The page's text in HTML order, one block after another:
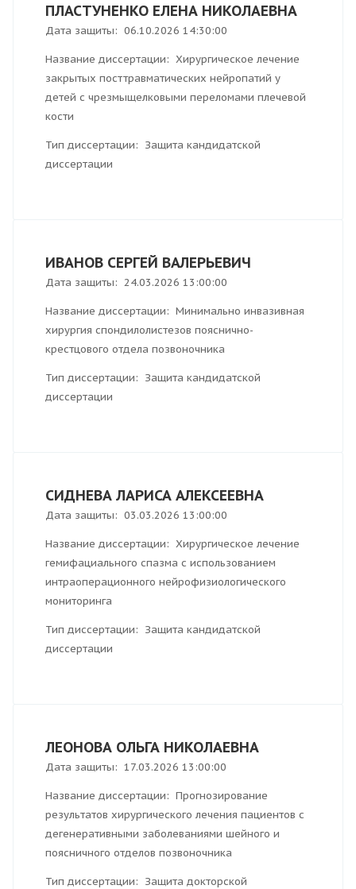
ПЛАСТУНЕНКО ЕЛЕНА НИКОЛАЕВНА
Дата защиты: 06.10.2026 14:30:00
Название диссертации: Хирургическое лечение
закрытых посттравматических нейропатий у
детей с чрезмыщелковыми переломами плечевой
кости
Тип диссертации: Защита кандидатской
диссертации
ИВАНОВ СЕРГЕЙ ВАЛЕРЬЕВИЧ
Дата защиты: 24.03.2026 13:00:00
Название диссертации: Минимально инвазивная
хирургия спондилолистезов пояснично-
крестцового отдела позвоночника
Тип диссертации: Защита кандидатской
диссертации
СИДНЕВА ЛАРИСА АЛЕКСЕЕВНА
Дата защиты: 03.03.2026 13:00:00
Название диссертации: Хирургическое лечение
гемифациального спазма с использованием
интраоперационного нейрофизиологического
мониторинга
Тип диссертации: Защита кандидатской
диссертации
ЛЕОНОВА ОЛЬГА НИКОЛАЕВНА
Дата защиты: 17.03.2026 13:00:00
Название диссертации: Прогнозирование
результатов хирургического лечения пациентов с
дегенеративными заболеваниями шейного и
поясничного отделов позвоночника
Тип диссертации: Защита докторской